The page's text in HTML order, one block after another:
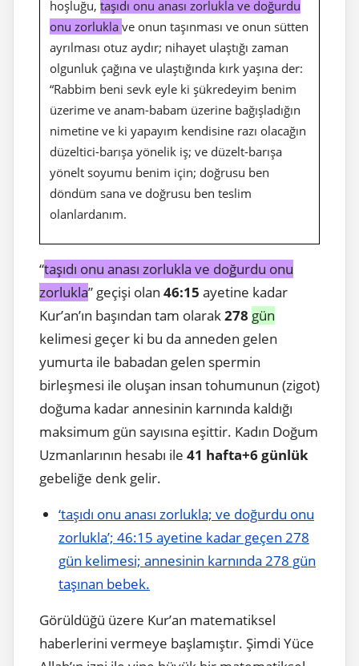
hoşluğu, taşıdı onu anası zorlukla ve doğurdu
onu zorlukla ve onun taşınması ve onun sütten
ayrılması otuz aydır; nihayet ulaştığı zaman
olgunluk çağına ve ulaştığında kırk yaşına der:
“Rabbim beni sevk eyle ki şükredeyim benim
üzerime ve anam-babam üzerine bağışladığın
nimetine ve ki yapayım kendisine razı olacağın
düzeltici-barışa yönelik iş; ve düzelt-barışa
yönelt soyumu benim için; doğrusu ben
döndüm sana ve doğrusu ben teslim
olanlardanım.
“taşıdı onu anası zorlukla ve doğurdu onu
zorlukla” geçişi olan 46:15 ayetine kadar
Kur’an’ın başından tam olarak278 gün
kelimesi geçer ki bu da anneden gelen
yumurta ile babadan gelen spermin
birleşmesi ile oluşan insan tohumunun (zigot)
doğuma kadar annesinin karnında kaldığı
maksimum gün sayısına eşittir. Kadın Doğum
Uzmanlarının hesabı ile 41 hafta+6günlük
gebeliğe denk gelir.
‘taşıdı onu anası zorlukla; ve doğurdu onu
zorlukla’; 46:15 ayetine kadar geçen 278
gün kelimesi; annesinin karnında 278 gün
taşınan bebek.
Görüldüğü üzere Kur’an matematiksel
haberlerini vermeye başlamıştır. Şimdi Yüce